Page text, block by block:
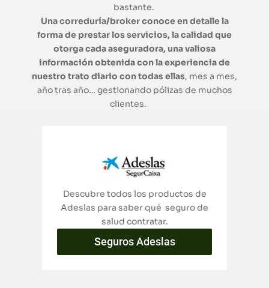
bastante.
Una correduría/broker conoce en detalle la
forma de prestar los servicios, la calidad que
otorga cada aseguradora, una valiosa
información obtenida con la experiencia de
nuestro trato diario con todas ellas, mes a mes,
año tras año… gestionando pólizas de muchos
clientes.
Descubre todos los productos de
Adeslas para saber qué seguro de
salud contratar.
Seguros Adeslas